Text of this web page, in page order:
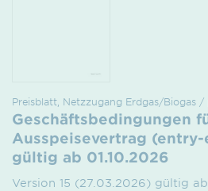
Preisblatt, Netzzugang Erdgas/Biogas
Geschäftsbedingungen
Ausspeisevertrag
gültig ab 01.10.2026
Version 15 (27.03.2026) gültig